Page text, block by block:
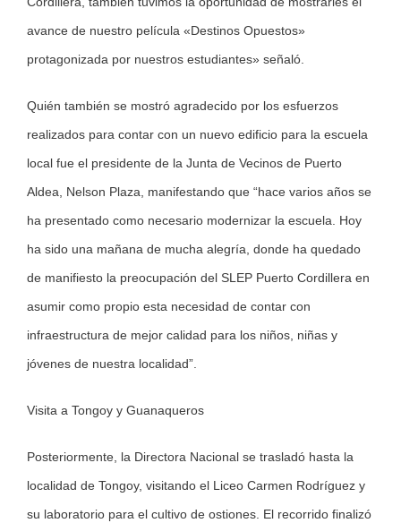
avance de nuestro película «Destinos Opuestos»
protagonizada por nuestros estudiantes» señaló.
Quién también se mostró agradecido por los esfuerzos
realizados para contar con un nuevo edificio para la escuela
local fue el presidente de la Junta de Vecinos de Puerto
Aldea, Nelson Plaza, manifestando que “hace varios años se
ha presentado como necesario modernizar la escuela. Hoy
ha sido una mañana de mucha alegría, donde ha quedado
de manifiesto la preocupación del SLEP Puerto Cordillera en
asumir como propio esta necesidad de contar con
infraestructura de mejor calidad para los niños, niñas y
jóvenes de nuestra localidad”.
Visita a Tongoy y Guanaqueros
Posteriormente, la Directora Nacional se trasladó hasta la
localidad de Tongoy, visitando el Liceo Carmen Rodríguez y
su laboratorio para el cultivo de ostiones. El recorrido finalizó